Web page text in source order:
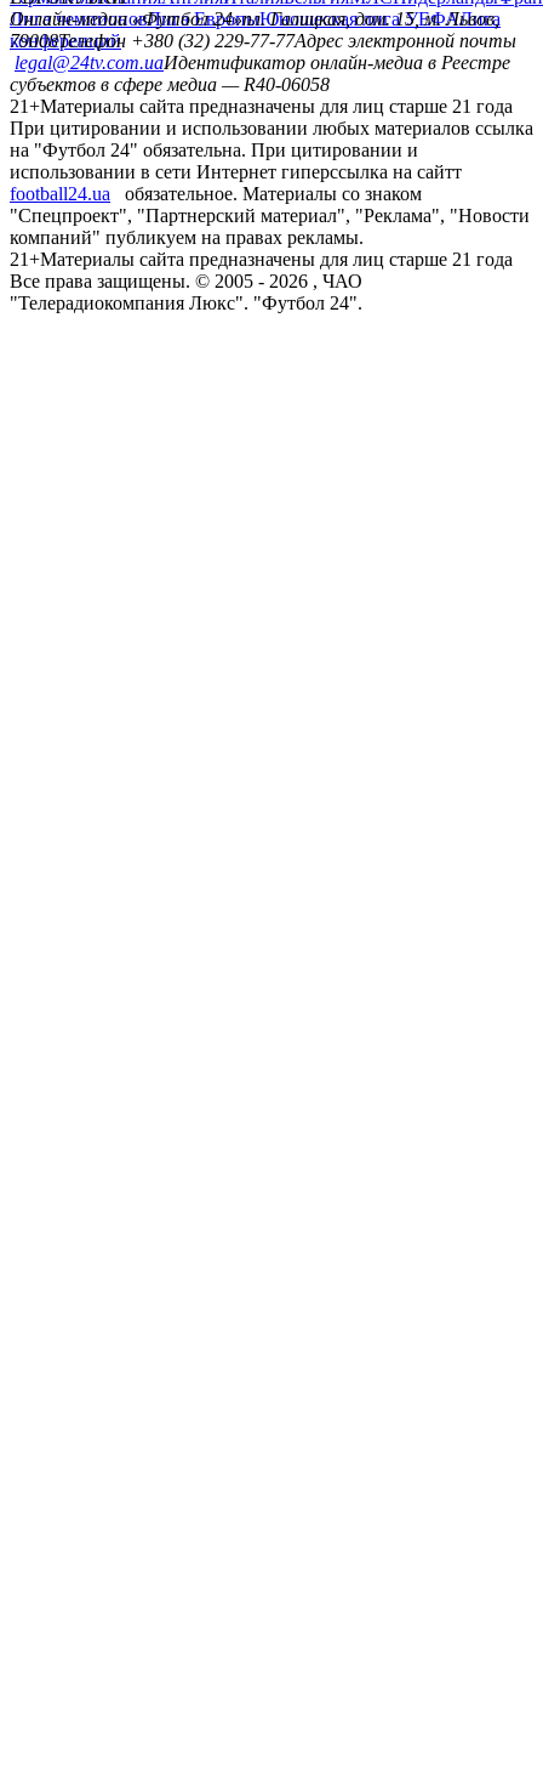
Лига чемпионовЛига ЕвропыЮношеская лига УЕФАЛига
конференций
Онлайн-медиа «Футбол 24»пл. Галицкая, дом. 15, м. Львов,
79008Телефон +380 (32) 229-77-77Адрес электронной почты
legal@24tv.com.uaИдентификатор онлайн-медиа в Реестре
субъектов в сфере медиа — R40-06058
21+Материалы сайта предназначены для лиц старше 21 года
При цитировании и использовании любых материалов ссылка
на "Футбол 24" обязательна. При цитировании и
использовании в сети Интернет гиперссылка на сайтт
football24.ua
обязательное. Материалы со знаком
"Спецпроект", "Партнерский материал", "Реклама", "Новости
компаний" публикуем на правах рекламы.
21+Материалы сайта предназначены для лиц старше 21 года
Все права защищены. © 2005 - 2026 , ЧАО
"Телерадиокомпания Люкс". "Футбол 24".